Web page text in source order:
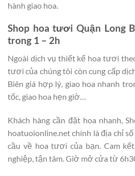
hành giao hoa.
Shop hoa tươi Quận Long
trong 1 – 2h
Ngoài dịch vụ thiết kế hoa tươi
tươi của chúng tôi còn cung cấp
Biên giá hợp lý, giao hoa nhanh
tốc, giao hoa hẹn giờ…
Khách hàng cần đặt hoa nhanh,
hoatuoionline.net chính là địa chỉ
cầu về hoa tươi của bạn. Cam
nghiệp, tận tâm. Giờ mở cửa từ